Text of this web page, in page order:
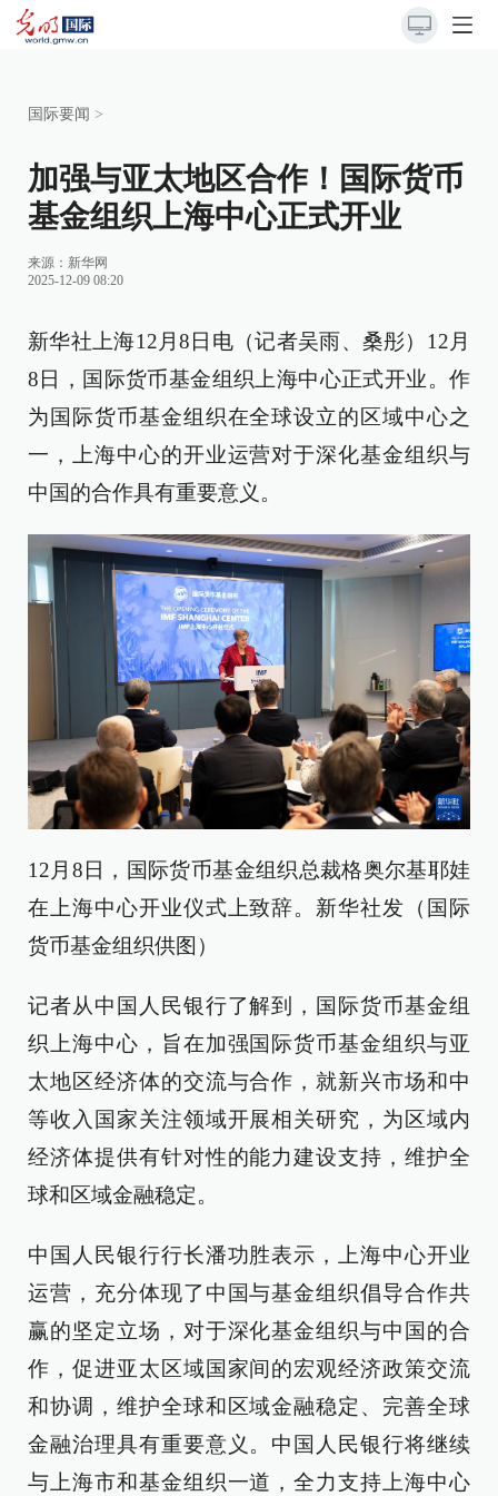
国际要闻 >
加强与亚太地区合作！国际货币
基金组织上海中心正式开业
来源： 新华网
2025-12-09 08:20
新华社上海12月8日电（记者吴雨、桑彤）12月
8日，国际货币基金组织上海中心正式开业。作
为国际货币基金组织在全球设立的区域中心之
一，上海中心的开业运营对于深化基金组织与
中国的合作具有重要意义。
12月8日，国际货币基金组织总裁格奥尔基耶娃
在上海中心开业仪式上致辞。新华社发（国际
货币基金组织供图）
记者从中国人民银行了解到，国际货币基金组
织上海中心，旨在加强国际货币基金组织与亚
太地区经济体的交流与合作，就新兴市场和中
等收入国家关注领域开展相关研究，为区域内
经济体提供有针对性的能力建设支持，维护全
球和区域金融稳定。
中国人民银行行长潘功胜表示，上海中心开业
运营，充分体现了中国与基金组织倡导合作共
赢的坚定立场，对于深化基金组织与中国的合
作，促进亚太区域国家间的宏观经济政策交流
和协调，维护全球和区域金融稳定、完善全球
金融治理具有重要意义。中国人民银行将继续
与上海市和基金组织一道，全力支持上海中心